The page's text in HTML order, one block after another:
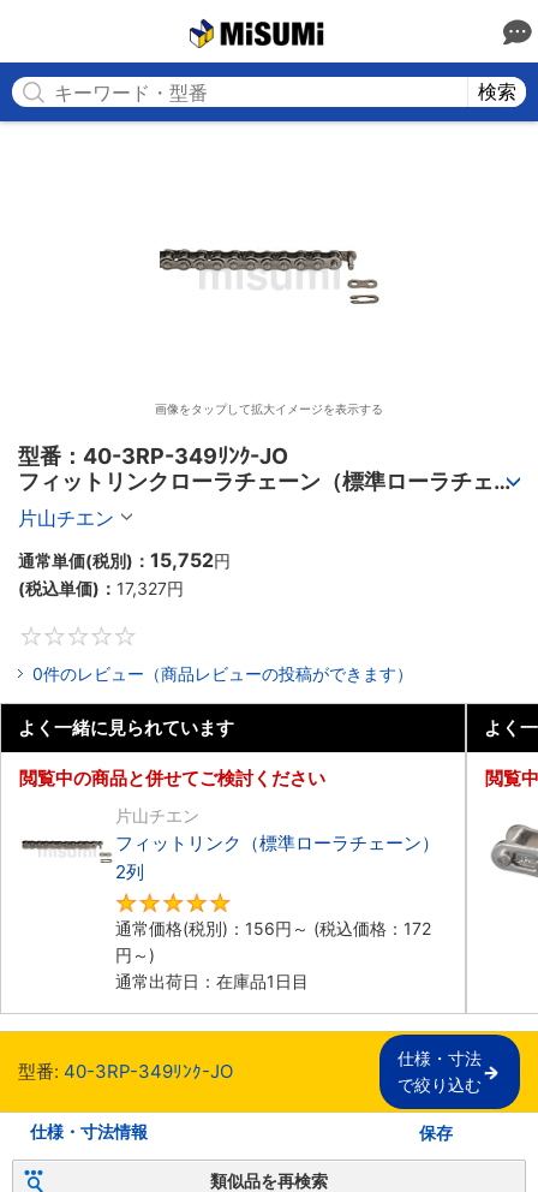
検索
画像をタップして拡大イメージを表示する
型番：40-3RP-349ﾘﾝｸ-JO
フィットリンクローラチェーン（標準ローラチェー
ン） 3列
片山チエン
通常単価(税別)： 15,752円
(税込単価)： 17,327円
0件のレビュー（商品レビューの投稿ができます）
よく一緒に見られています
閲覧中の商品と併せてご検討ください
片山チエン
フィットリンク（標準ローラチェーン）
2列
通常価格(税別)： 156円 ～ (税込価格： 172
円 ～)
通常出荷日：在庫品1日目
よく
閲覧
型番: 40-3RP-349ﾘﾝｸ-JO
仕様・寸法
で絞り込む
仕様・寸法情報 保存
類似品を再検索